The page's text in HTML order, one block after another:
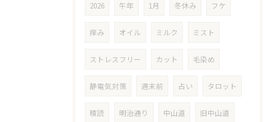
2026 午年 1月 冬休み フケ
痒み オイル ミルク ミスト
ストレスフリー カット 毛染め
静電気対策 週末前 占い タロット
積読 明治通り 中山道 旧中山道